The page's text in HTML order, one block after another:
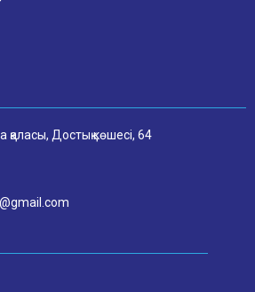
қаласы, Достық көшесі, 64